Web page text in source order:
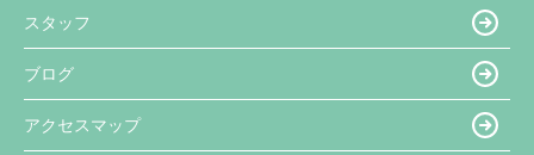
スタッフ
ブログ
アクセスマップ